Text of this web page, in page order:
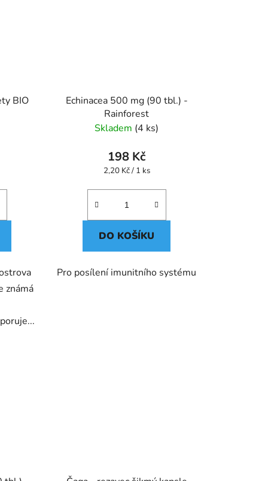
BIO
známá
Echinacea 500 mg (90 tbl.) -
Rainforest
Skladem (4 ks)
198 Kč
Měrná
2,20 Kč / 1 ks
DO KOŠÍKU
Pro posílení imunitního systému